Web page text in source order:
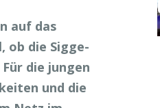
auf das
ob die Sigge-
die jungen
und die